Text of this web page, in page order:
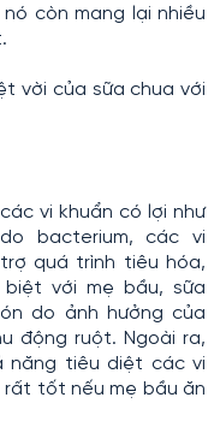
còn mang lại nhiều
vời của sữa chua với
vi khuẩn có lợi như
bacterium, các vi
quá trình tiêu hóa,
với mẹ bầu, sữa
do ảnh hưởng của
động ruột. Ngoài ra,
năng tiêu diệt các vi
rất tốt nếu mẹ bầu ăn